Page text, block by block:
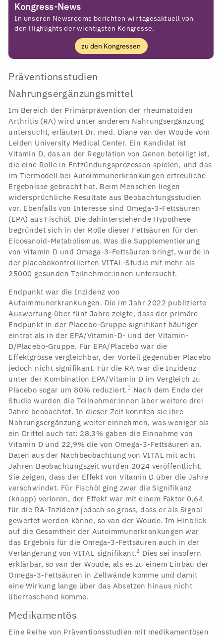
Kongress-News
In unseren Newsrooms berichten wir tagesaktuell von
den Highlights der wichtigsten Kongresse.
zu den Kongressen
Präventionsstudien
Nahrungsergänzungsmittel
Im Bereich der Primärprävention der rheumatoiden
Arthritis (RA) wird unter anderem Nahrungsergänzung
untersucht, erläutert Dr. med. Diane van der Woude vom
Leiden University Medical Center. Ein Kandidat ist
Vitamin D, das an der Regulation von Genen beteiligt ist,
die eine Rolle in Entzündungsprozessen spielen, und das
im Tiermodell bei Autoimmunerkrankungen erfreuliche
Ergebnisse gebracht hat. Beim Menschen liegen
widersprüchliche Resultate aus Beobachtungsstudien
vor. Ebenfalls von Interesse sind Omega-3-Fettsäuren
(EPA) aus Fischöl. Die dahinterstehende Hypothese
begründet sich in der Rolle dieser Fettsäuren für den
Eicosanoid-Metabolismus. Was die Supplementierung
von Vitamin D und Omega-3-Fettsäuren bringt, wurde in
der placebokontrollierten VITAL-Studie mit mehr als
25000 gesunden Teilnehmer:innen untersucht.
Endpunkt war die Inzidenz von
Autoimmunerkrankungen. Die im Jahr 2022 publizierte
Auswertung über fünf Jahre zeigte, dass der primäre
Endpunkt in der Placebo-Gruppe signifikant häufiger
eintrat als in der EPA/Vitamin-D- und der Vitamin-
D/Placebo-Gruppe. Für EPA/Placebo war die
Effektgrösse vergleichbar, der Vorteil gegenüber Placebo
jedoch nicht signifikant. Für die RA war die Inzidenz
unter der Kombination EPA/Vitamin D im Vergleich zu
Placebo sogar um 80% reduziert. 1 Nach dem Ende der
Studie wurden die Teilnehmer:innen über weitere drei
Jahre beobachtet. In dieser Zeit konnten sie ihre
Nahrungsergänzung weiter einnehmen, was weniger als
ein Drittel auch tat: 28,3% gaben die Einnahme von
Vitamin D und 22,9% die von Omega-3-Fettsäuren an.
Daten aus der Nachbeobachtung von VITAL mit acht
Jahren Beobachtungszeit wurden 2024 veröffentlicht.
Sie zeigen, dass der Effekt von Vitamin D über die Jahre
verschwindet. Für Fischöl ging zwar die Signifikanz
(knapp) verloren, der Effekt war mit einem Faktor 0,64
für die RA-Inzidenz jedoch so gross, dass er als Signal
gewertet werden könne, so van der Woude. Im Hinblick
auf die Gesamtheit der Autoimmunerkrankungen war
das Ergebnis für die Omega-3-Fettsäuren auch in der
Verlängerung von VITAL signifikant.2 Dies sei insofern
erklärbar, so van der Woude, als es zu einem Einbau der
Omega-3-Fettsäuren in Zellwände komme und damit
eine Wirkung lange über das Absetzen hinaus nicht
überraschend komme.
Medikamentös
Eine Reihe von Präventionsstudien mit medikamentösen